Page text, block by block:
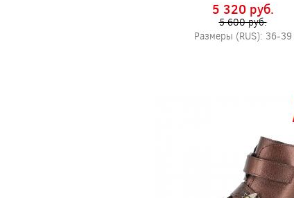
5 320 pуб.
5 600 pуб.
Размеры (RUS): 36-39